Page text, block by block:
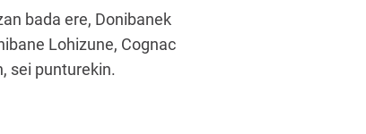
bada ere, Donibanek
Lohizune, Cognac
sei punturekin.